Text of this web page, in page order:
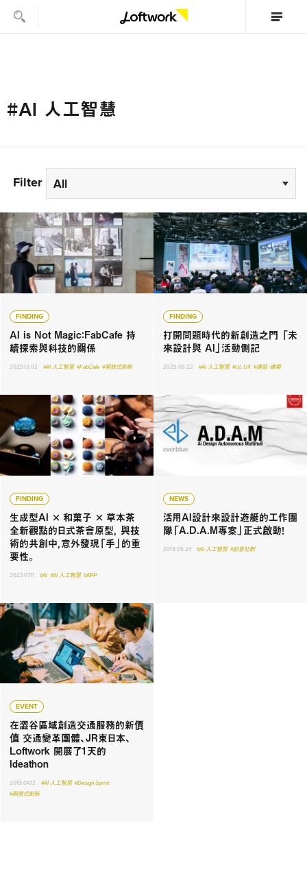
#AI 人工智慧
Filter All
FINDING
AI is Not Magic：FabCafe 持
續探索與科技的關係
2025.12.02 #AI 人工智慧 #FabCafe #開放式創新
FINDING
打開問題時代的新創造之門 「未
來設計與 AI」活動側記
2025.05.22 #AI 人工智慧 #UI．UX #建設・建築
FINDING
生成型AI × 和菓子 × 草本茶
全新觀點的日式茶會原型， 與技
術的共創中，意外發現「手」的重
要性。
2023.07.11 #AI #AI 人工智慧 #APP
NEWS
活用AI設計來設計遊艇的工作團
隊「A.D.A.M專案」正式啟動！
2019.05.24 #AI 人工智慧 #創意社群
EVENT
在澀谷區域創造交通服務的新價
值 交通變革團體、JR東日本、
Loftwork 開展了1天的
Ideathon
2019.04.12 #AI 人工智慧 #Design Sprint
#開放式創新